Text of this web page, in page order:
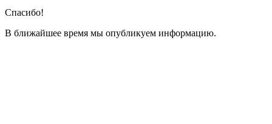
Спасибо!
В ближайшее время мы опубликуем информацию.